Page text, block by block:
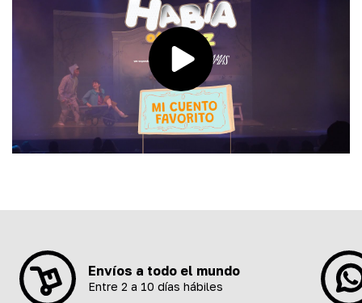
Envíos a todo el mundo
Entre 2 a 10 días hábiles